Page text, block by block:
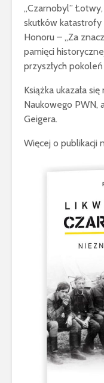
„Czarnobyl”
skutków katastrofy
Honoru – „Za
pamięci
przyszłych pokoleń
Książka ukazała
Naukowego PWN,
Geigera.
Więcej o publikacji